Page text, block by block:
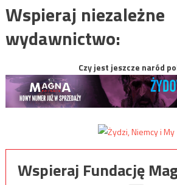
Wspieraj niezależne
wydawnictwo:
Czy jest jeszcze naród
Wspieraj Fundację